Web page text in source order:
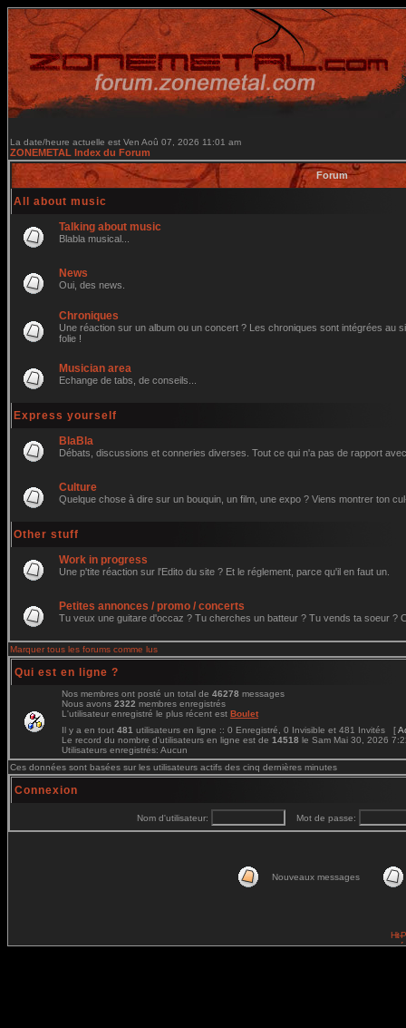
La date/heure actuelle est Ven Aoû 07, 2026 11:01 am
ZONEMETAL Index du Forum
Forum
All about music
Talking about music
Blabla musical...
News
Oui, des news.
Chroniques
Une réaction sur un album ou un concert ? Les chroniques sont intégrées au
folie !
Musician area
Echange de tabs, de conseils...
Express yourself
BlaBla
Débats, discussions et conneries diverses. Tout ce qui n'a pas de rapport
Culture
Quelque chose à dire sur un bouquin, un film, une expo ? Viens montrer ton
Other stuff
Work in progress
Une p'tite réaction sur l'Edito du site ? Et le réglement, parce qu'il en faut un.
Petites annonces / promo / concerts
Tu veux une guitare d'occaz ? Tu cherches un batteur ? Tu vends ta soeur ?
Marquer tous les forums comme lus
Qui est en ligne ?
Nos membres ont posté un total de 46278 messages
Nous avons 2322 membres enregistrés
L'utilisateur enregistré le plus récent est Boulet
Il y a en tout 481 utilisateurs en ligne :: 0 Enregistré, 0 Invisible et 481 Invités [
Le record du nombre d'utilisateurs en ligne est de 14518 le Sam Mai 30, 2026
Utilisateurs enregistrés: Aucun
Ces données sont basées sur les utilisateurs actifs des cinq dernières minutes
Connexion
Nom d'utilisateur: Mot de passe:
Nouveaux messages